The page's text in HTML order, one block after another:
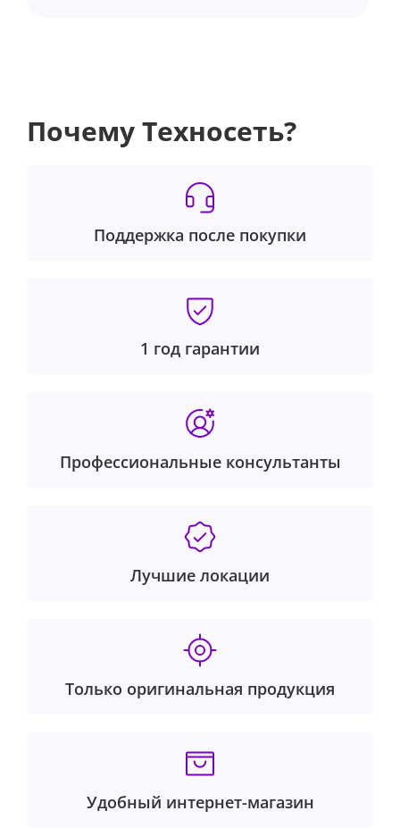
Почему Техносеть?
Поддержка после покупки
1 год гарантии
Профессиональные консультанты
Лучшие локации
Только оригинальная продукция
Удобный интернет-магазин